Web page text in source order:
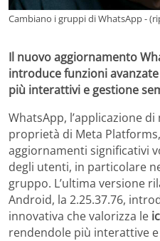
Cambiano i gruppi di WhatsApp -
Il nuovo aggiornamento
introduce funzioni
più interattivi e gestione
WhatsApp, l’applicazione
proprietà di Meta
aggiornamenti significativi
degli utenti, in particolare
gruppo. L’ultima versione
Android, la 2.25.37.76,
innovativa che valorizza le
rendendole più interattive